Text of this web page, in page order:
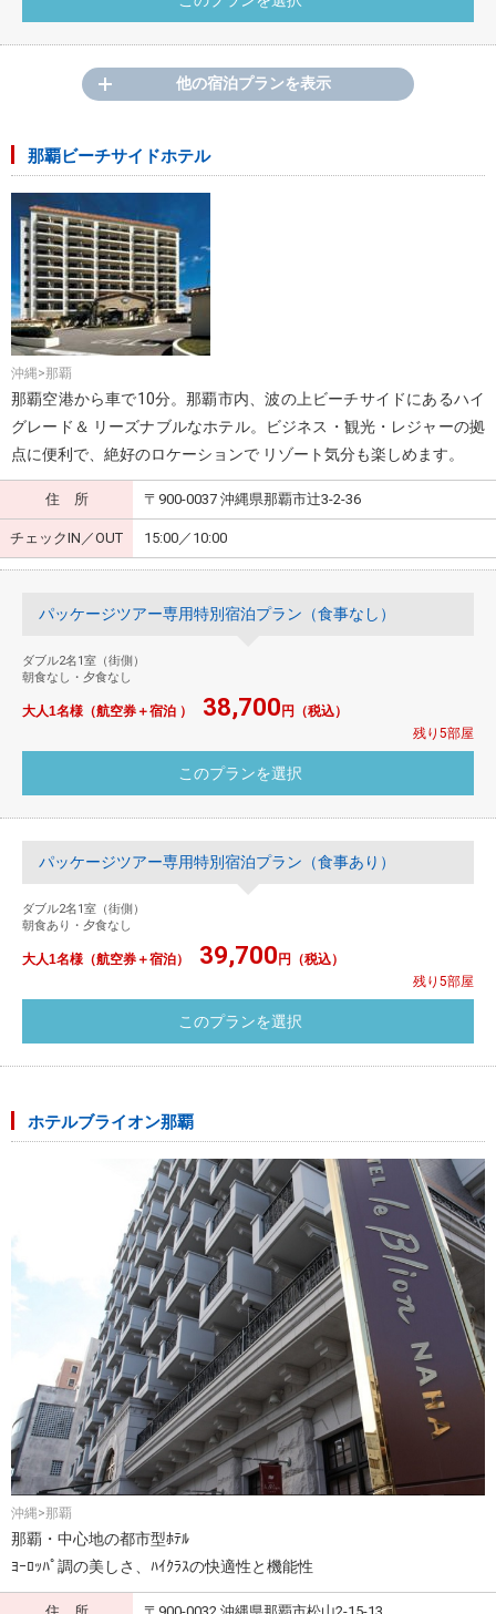
他の宿泊プランを表示
那覇ビーチサイドホテル
沖縄>那覇
那覇空港から車で10分。那覇市内、波の上ビーチサイドにあるハイ
グレード＆ リーズナブルなホテル。ビジネス・観光・レジャーの拠
点に便利で、絶好のロケーションで リゾート気分も楽しめます。
住 所 〒900-0037 沖縄県那覇市辻3-2-36
チェックIN／OUT 15:00／10:00
パッケージツアー専用特別宿泊プラン（食事なし）
ダブル2名1室（街側）
朝食なし・夕食なし
大人1名様（航空券＋宿泊 ） 38,700 円（税込）
残り5部屋
パッケージツアー専用特別宿泊プラン（食事あり）
ダブル2名1室（街側）
朝食あり・夕食なし
大人1名様（航空券＋宿泊） 39,700 円（税込）
残り5部屋
ホテルブライオン那覇
沖縄>那覇
那覇・中心地の都市型ﾎﾃﾙ
ﾖｰﾛｯﾊﾟ調の美しさ、ﾊｲｸﾗｽの快適性と機能性